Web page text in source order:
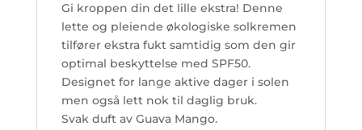
Gi kroppen din det lille ekstra! Denne
lette og pleiende økologiske solkremen
tilfører ekstra fukt samtidig som den gir
optimal beskyttelse med SPF50.
Designet for lange aktive dager i solen
men også lett nok til daglig bruk.
Svak duft av Guava Mango.